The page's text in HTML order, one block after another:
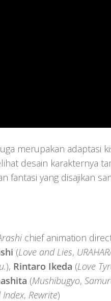
merupakan adaptasi
desain karakternya
fantasi yang disajikan
chief animation
(Love and Lies,
), Rintaro Ikeda (Love
(Mushibugyo,
, Rewrite)